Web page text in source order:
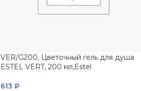
VER/G200, Цветочный гель для душа
ESTEL VERT, 200 мл,Estel
613 ₽